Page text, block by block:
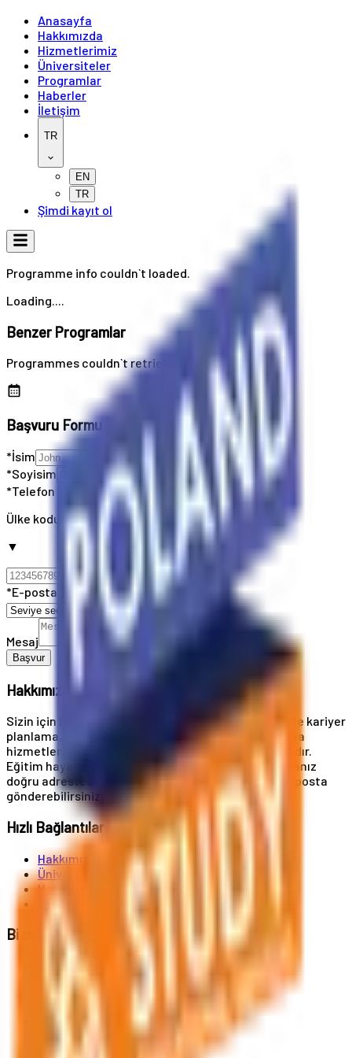
Anasayfa
Hakkımızda
Hizmetlerimiz
Üniversiteler
Programlar
Haberler
İletişim
TR
EN
TR
Şimdi kayıt ol
Programme info couldn`t loaded.
Loading....
Benzer Programlar
Programmes couldn`t retrieved
Başvuru Formu
*İsim
*Soyisim
*Telefon
Ülke kodunuzu seçin
▼
*E-posta
Mesaj
Başvur
Hakkımızda
Sizin için buradayız! Üniversite başvuruları, eğitim ve kariyer
planlama, vize ve oturum kartı hizmetleri, konaklama
hizmetleri ve daha birçok hizmet uzmanlık alanımızdır.
Eğitim hayatınızda A'dan Z'ye destek almak istiyorsanız
doğru adrestesiniz. Bize telefonla ulaşabilir veya e-posta
gönderebilirsiniz.
Hızlı Bağlantılar
Hakkımızda
Üniversiteler
Haberler
İletişim
Bize Ulaşın
Al. Jerozolimskie 91, 02-001 Varşova
info@polandstudy.com